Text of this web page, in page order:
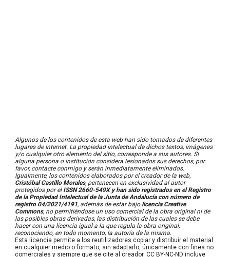
Algunos de los contenidos de esta web han sido tomados de diferentes
lugares de Internet. La propiedad intelectual de dichos textos, imágenes
y/o cualquier otro elemento del sitio, corresponde a sus autores. Si
alguna persona o institución considera lesionados sus derechos, por
favor, contacte conmigo y serán inmediatamente eliminados.
Igualmente, los contenidos elaborados por el creador de la web,
Cristóbal Castillo Morales, pertenecen en exclusividad al autor
protegidos por elISSN 2660-549X y han sido registrados en el Registro
de la Propiedad Intelectual de la Junta de Andalucía con número de
registro 04/2021/4191, además de estar bajolicencia Creative
Commons, no permitiéndose un uso comercial de la obra original ni de
las posibles obras derivadas, las distribución de las cuales se debe
hacer con una licencia igual a la que regula la obra original,
reconociendo, en todo momento, la autoría de la misma.
Esta licencia permite a los reutilizadores copiar y distribuir el material
en cualquier medio o formato, sin adaptarlo, únicamente con fines no
comerciales y siempre que se cite al creador. CC BY-NC-ND incluye